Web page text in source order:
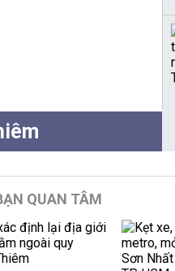
QUAN TÂM